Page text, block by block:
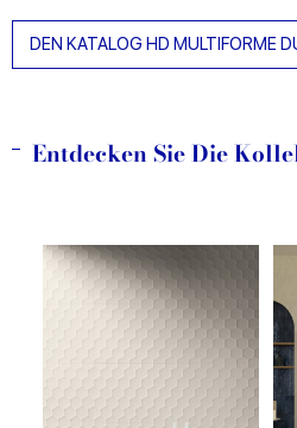
DEN KATALOG HD MULTIFORME
Entdecken Sie Die